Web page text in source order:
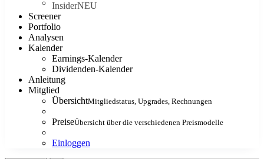
InsiderNEU
Screener
Portfolio
Analysen
Kalender
Earnings-Kalender
Dividenden-Kalender
Anleitung
Mitglied
ÜbersichtMitgliedstatus, Upgrades, Rechnungen
PreiseÜbersicht über die verschiedenen Preismodelle
Einloggen